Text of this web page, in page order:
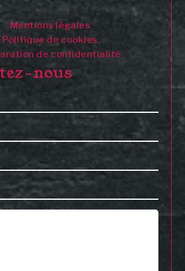
Mentions légales
Politique de cookies
de confidentialité
nous